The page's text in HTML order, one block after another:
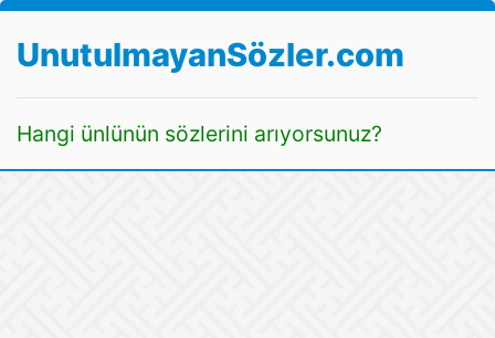
UnutulmayanSözler.com
Hangi ünlünün sözlerini arıyorsunuz?